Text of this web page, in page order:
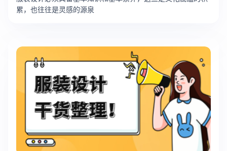
累，也往往是灵感的源泉